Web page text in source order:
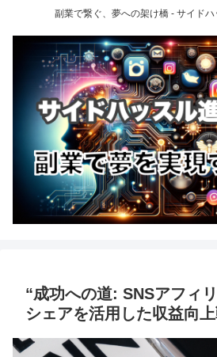
副業で繋ぐ、夢への架け橋 - サイド
“成功への道: SNSアフィ
シェアを活用した収益向